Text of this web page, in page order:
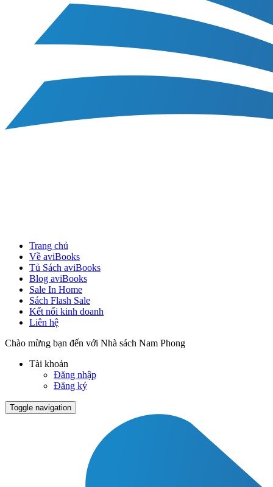
Trang chủ
Về aviBooks
Tủ Sách aviBooks
Blog aviBooks
Sale In Home
Sách Flash Sale
Kết nối kinh doanh
Liên hệ
Chào mừng bạn đến với Nhà sách Nam Phong
Tài khoản
Đăng nhập
Đăng ký
Toggle navigation